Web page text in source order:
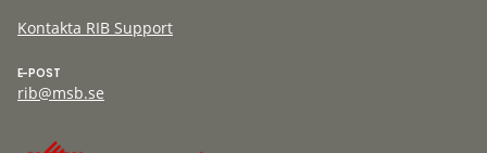
Kontakta RIB Support
E-POST
rib@msb.se